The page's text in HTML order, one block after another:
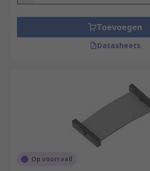
Toevoegen
Datasheets
Op voorraad